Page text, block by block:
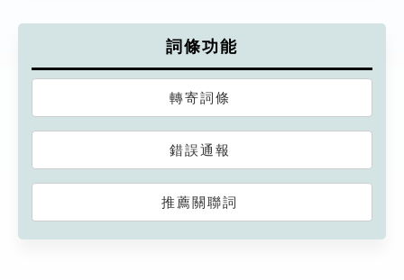
詞條功能
轉寄詞條
錯誤通報
推薦關聯詞